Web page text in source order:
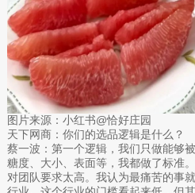
图片来源：小红书@恰好庄园
天下网商：你们的选品逻辑是什么？
蔡一波：第一个逻辑，我们只做能够
糖度、大小、表面等，我都做了标准
对团队要求太高。我认为最痛苦的事